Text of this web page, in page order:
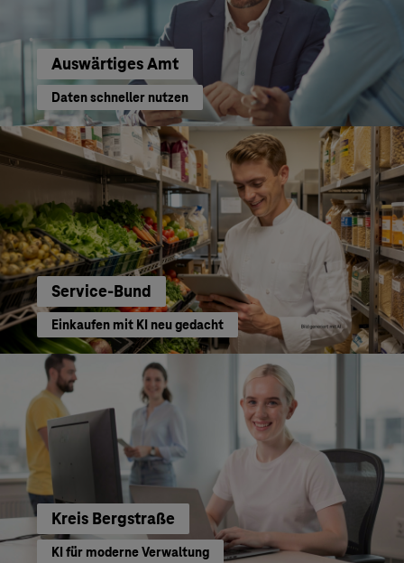
Auswärtiges Amt
Daten schneller nutzen
Service-Bund
Einkaufen mit KI neu gedacht
Kreis Bergstraße
KI für moderne Verwaltung